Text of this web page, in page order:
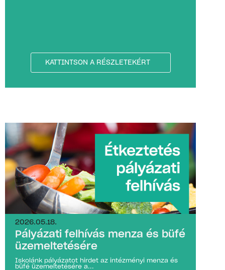
KATTINTSON A RÉSZLETEKÉRT
2026.05.18.
Pályázati felhívás menza és büfé
üzemeltetésére
Iskolánk pályázatot hirdet az intézményi menza és
büfé üzemeltetésére a...